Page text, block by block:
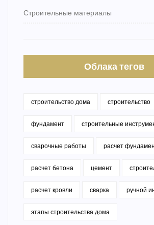
Строительные материалы
Облака тегов
строительство дома строительство
фундамент строительные
сварочные работы расчет
расчет бетона цемент
расчет кровли сварка ручной
этапы строительства дома